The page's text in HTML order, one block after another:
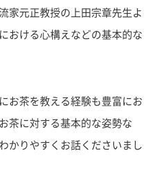
家元正教授の上田宗章先生よ
おける心構えなどの基本的な
お茶を教える経験も豊富にお
茶に対する基本的な姿勢な
かりやすくお話くださいまし